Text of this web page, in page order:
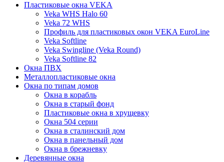
Пластиковые окна VEKA
Veka WHS Halo 60
Veka 72 WHS
Профиль для пластиковых окон VEKA EuroLine
Veka Softline
Veka Swingline (Veka Round)
Veka Softline 82
Окна ПВХ
Металлопластиковые окна
Окна по типам домов
Окна в корабль
Окна в старый фонд
Пластиковые окна в хрущевку
Окна 504 серии
Окна в сталинский дом
Окна в панельный дом
Окна в брежневку
Деревянные окна